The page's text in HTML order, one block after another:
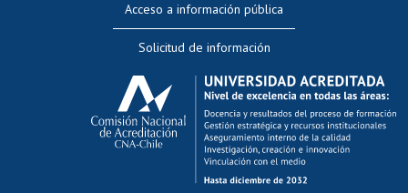
Evaluación docente
Calificación académica
Postulación al AUCAI
Funcionarias/os
Cursos internos de capacitación
Bienestar del personal
Acceso a información pública
Solicitud de información